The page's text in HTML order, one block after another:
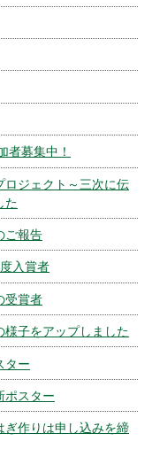
募集中！
ジェクト～三次に伝
た
ご報告
入賞者
受賞者
子をアップしました
ター
ポスター
作りは申し込みを締